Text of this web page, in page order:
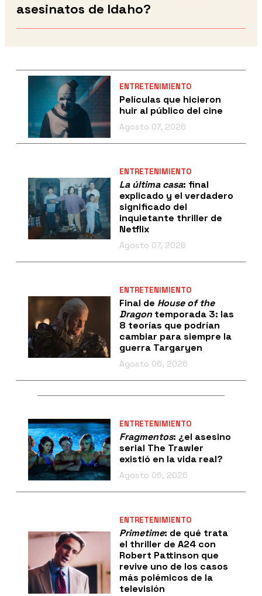
asesinatos de Idaho?
ENTRETENIMIENTO
Películas que hicieron
huir al público del cine
Agosto 07, 2026
ENTRETENIMIENTO
La última casa: final
explicado y el verdadero
significado del
inquietante thriller de
Netflix
Agosto 07, 2026
ENTRETENIMIENTO
Final de House of the
Dragontemporada 3: las
8 teorías que podrían
cambiar para siempre la
guerra Targaryen
Agosto 06, 2026
ENTRETENIMIENTO
Fragmentos: ¿el asesino
serial The Trawler
existió en la vida real?
Agosto 06, 2026
ENTRETENIMIENTO
Primetime: de qué trata
el thriller de A24 con
Robert Pattinson que
revive uno de los casos
más polémicos de la
televisión